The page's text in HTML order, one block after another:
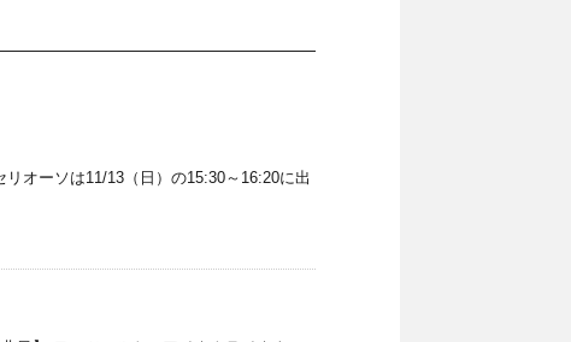
オーソは11/13（日）の15:30～16:20に出